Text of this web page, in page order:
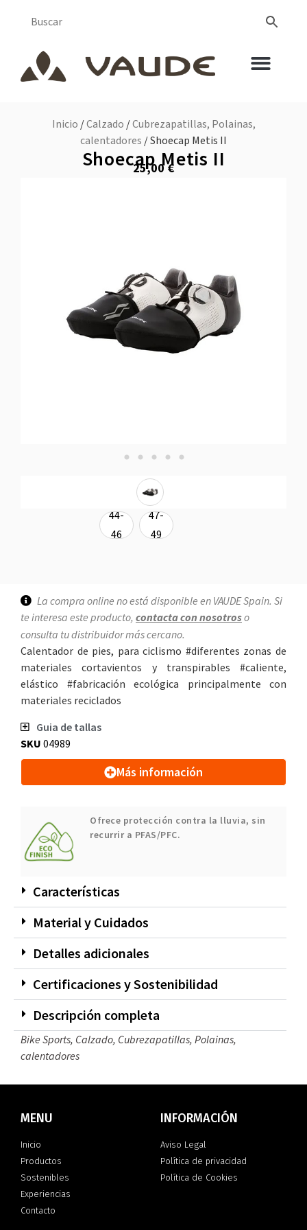
Inicio /Calzado /Cubrezapatillas, Polainas,
calentadores / Shoecap Metis II
Shoecap Metis II
25,00€
44-
46
47-
49
La compra online no está disponible en VAUDE Spain. Si
te interesa este producto, contacta con nosotroso
consulta tu distribuidor más cercano.
Calentador de pies, para ciclismo #diferentes zonas de
materiales cortavientos y transpirables #caliente,
elástico #fabricación ecológica principalmente con
materiales reciclados
Guia de tallas
SKU 04989
Más información
Ofrece protección contra la lluvia, sin
recurrir a PFAS/PFC.
Características
Material y Cuidados
Detalles adicionales
Certificaciones y Sostenibilidad
Descripción completa
Bike Sports, Calzado, Cubrezapatillas, Polainas,
calentadores
MENU
Inicio
Productos
Sostenibles
Experiencias
Contacto
INFORMACIÓN
Aviso Legal
Política de privacidad
Política de Cookies